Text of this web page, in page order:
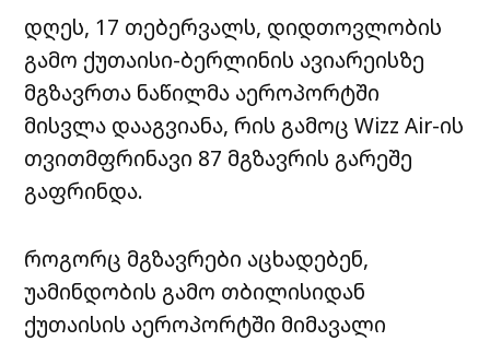
დღეს, 17 თებერვალს, დიდთოვლობის
გამო ქუთაისი-ბერლინის ავიარეისზე
მგზავრთა ნაწილმა აეროპორტში
მისვლა დააგვიანა, რის გამოც Wizz Air-ის
თვითმფრინავი 87 მგზავრის გარეშე
გაფრინდა.
როგორც მგზავრები აცხადებენ,
უამინდობის გამო თბილისიდან
ქუთაისის აეროპორტში მიმავალი